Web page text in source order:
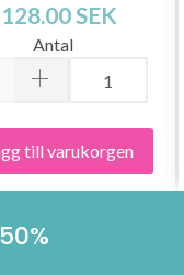
128.00 SEK
Antal
till varukorgen